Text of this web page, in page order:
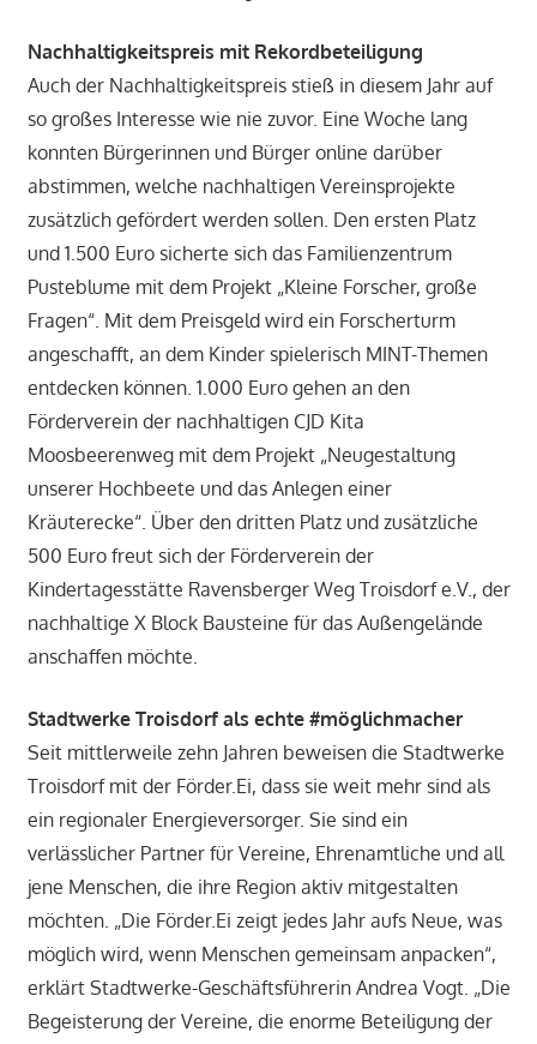
Nachhaltigkeitspreis mit Rekordbeteiligung
Auch der Nachhaltigkeitspreis stieß in diesem Jahr auf
so großes Interesse wie nie zuvor. Eine Woche lang
konnten Bürgerinnen und Bürger online darüber
abstimmen, welche nachhaltigen Vereinsprojekte
zusätzlich gefördert werden sollen. Den ersten Platz
und 1.500 Euro sicherte sich das Familienzentrum
Pusteblume mit dem Projekt „Kleine Forscher, große
Fragen“. Mit dem Preisgeld wird ein Forscherturm
angeschafft, an dem Kinder spielerisch MINT-Themen
entdecken können. 1.000 Euro gehen an den
Förderverein der nachhaltigen CJD Kita
Moosbeerenweg mit dem Projekt „Neugestaltung
unserer Hochbeete und das Anlegen einer
Kräuterecke“. Über den dritten Platz und zusätzliche
500 Euro freut sich der Förderverein der
Kindertagesstätte Ravensberger Weg Troisdorf e.V., der
nachhaltige X Block Bausteine für das Außengelände
anschaffen möchte.
Stadtwerke Troisdorf als echte #möglichmacher
Seit mittlerweile zehn Jahren beweisen die Stadtwerke
Troisdorf mit der Förder.Ei, dass sie weit mehr sind als
ein regionaler Energieversorger. Sie sind ein
verlässlicher Partner für Vereine, Ehrenamtliche und all
jene Menschen, die ihre Region aktiv mitgestalten
möchten. „Die Förder.Ei zeigt jedes Jahr aufs Neue, was
möglich wird, wenn Menschen gemeinsam anpacken“,
erklärt Stadtwerke-Geschäftsführerin Andrea Vogt. „Die
Begeisterung der Vereine, die enorme Beteiligung der